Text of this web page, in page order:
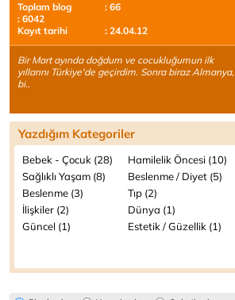
Toplam blog
: 66
: 6042
Kayıt tarihi
: 24.04.12
Bir Mart ayında doğdum ve cocukluğumun ilk
yıllarını Türkiye'de geçirdim. Sonra biraz Almanya,
bi..
Yazdığım Kategoriler
Bebek - Çocuk (28)
Hamilelik Öncesi (10)
Sağlıklı Yaşam (8)
Beslenme / Diyet (5)
Beslenme (3)
Tıp (2)
İlişkiler (2)
Dünya (1)
Güncel (1)
Estetik / Güzellik (1)